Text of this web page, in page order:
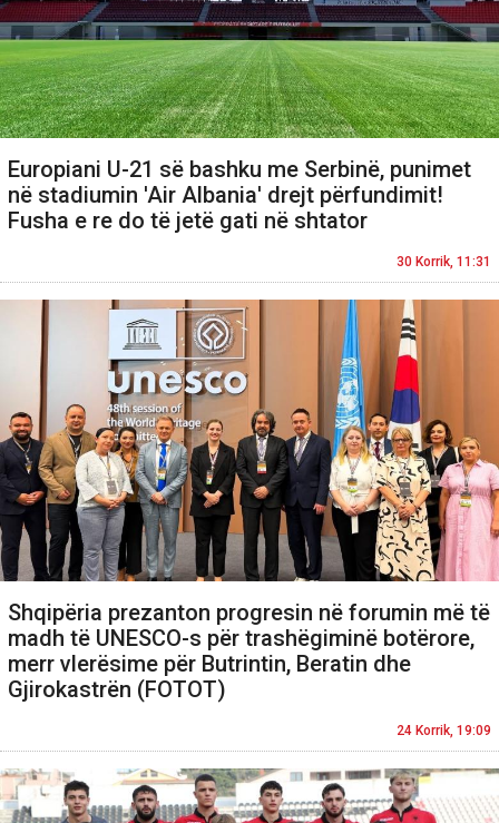
Europiani U-21 së bashku me Serbinë, punimet
në stadiumin 'Air Albania' drejt përfundimit!
Fusha e re do të jetë gati në shtator
30 Korrik, 11:31
Shqipëria prezanton progresin në forumin më të
madh të UNESCO-s për trashëgiminë botërore,
merr vlerësime për Butrintin, Beratin dhe
Gjirokastrën (FOTOT)
24 Korrik, 19:09